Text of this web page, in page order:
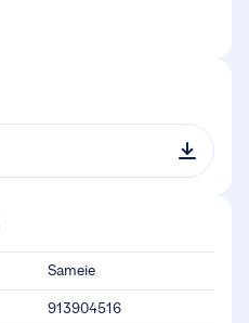
Sameie
913904516